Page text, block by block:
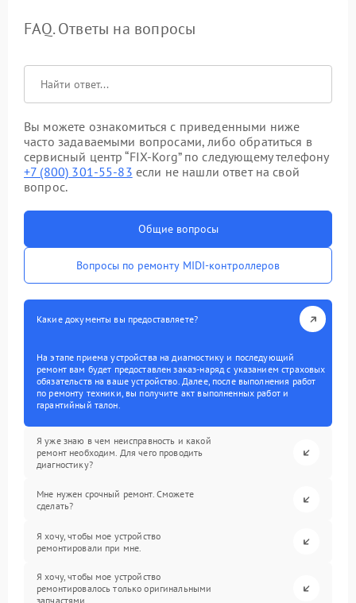
FAQ. Ответы на вопросы
Вы можете ознакомиться с приведенными ниже
часто задаваемыми вопросами, либо обратиться в
сервисный центр “FIX-Korg” по следующему телефону
+7 (800) 301-55-83 если не нашли ответ на свой
вопрос.
Общие вопросы
Вопросы по ремонту MIDI-контроллеров
Какие документы вы предоставляете?
На этапе приема устройства на диагностику и последующий
ремонт вам будет предоставлен заказ-наряд с указанием страховых
обязательств на ваше устройство. Далее, после выполнения работ
по ремонту техники, вы получите акт выполненных работ и
гарантийный талон.
Я уже знаю в чем неисправность и какой
ремонт необходим. Для чего проводить
диагностику?
Мне нужен срочный ремонт. Сможете
сделать?
Я хочу, чтобы мое устройство
ремонтировали при мне.
Я хочу, чтобы мое устройство
ремонтировалось только оригинальными
запчастями.